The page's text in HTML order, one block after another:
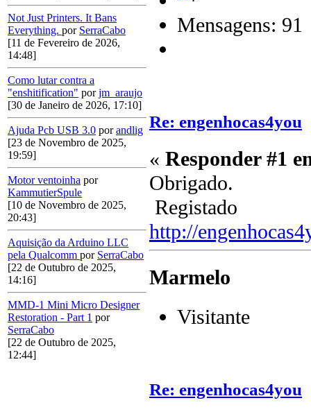
Not Just Printers. It Bans
Everything. por SerraCabo
[11 de Fevereiro de 2026,
14:48]
Como lutar contra a
"enshitification" porjm_araujo
[30 de Janeiro de 2026, 17:10]
Ajuda Pcb USB 3.0 porandlig
[23 de Novembro de 2025,
19:59]
Motor ventoinha por
KammutierSpule
[10 de Novembro de 2025,
20:43]
Aquisição da Arduino LLC
pela Qualcomm por SerraCabo
[22 de Outubro de 2025,
14:16]
MMD-1 Mini Micro Designer
Restoration - Part 1 por
SerraCabo
[22 de Outubro de 2025,
12:44]
Mensagens: 91
Re: engenhocas4you
« Responder #1
Obrigado.
Registado
http://
Marmelo
Visitante
Re: engenhocas4you